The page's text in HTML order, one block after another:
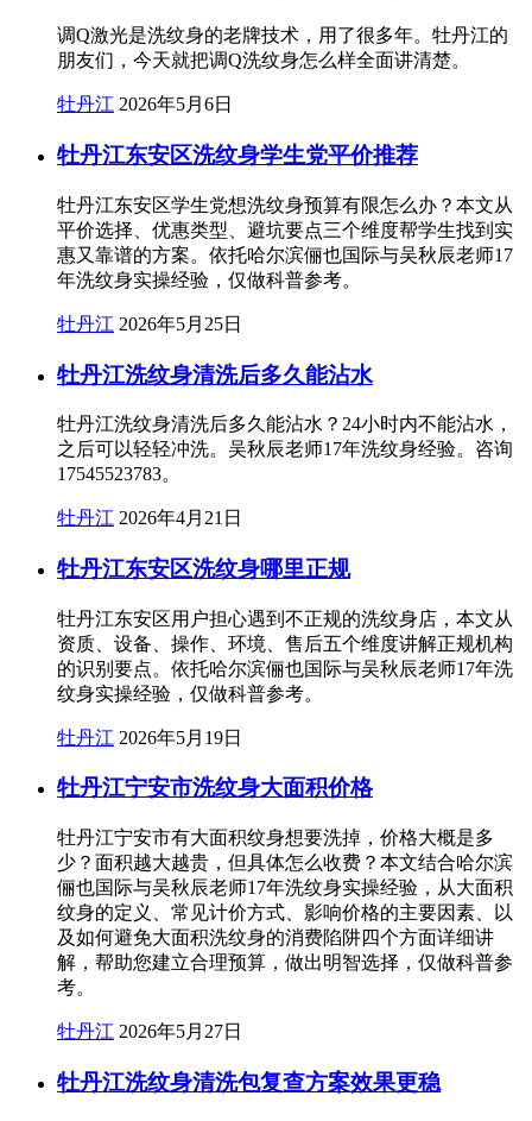
调Q激光是洗纹身的老牌技术，用了很多年。牡丹江的
朋友们，今天就把调Q洗纹身怎么样全面讲清楚。
牡丹江 2026年5月6日
牡丹江东安区洗纹身学生党平价推荐
牡丹江东安区学生党想洗纹身预算有限怎么办？本文从
平价选择、优惠类型、避坑要点三个维度帮学生找到实
惠又靠谱的方案。依托哈尔滨俪也国际与吴秋辰老师17
年洗纹身实操经验，仅做科普参考。
牡丹江 2026年5月25日
牡丹江洗纹身清洗后多久能沾水
牡丹江洗纹身清洗后多久能沾水？24小时内不能沾水，
之后可以轻轻冲洗。吴秋辰老师17年洗纹身经验。咨询
17545523783。
牡丹江 2026年4月21日
牡丹江东安区洗纹身哪里正规
牡丹江东安区用户担心遇到不正规的洗纹身店，本文从
资质、设备、操作、环境、售后五个维度讲解正规机构
的识别要点。依托哈尔滨俪也国际与吴秋辰老师17年洗
纹身实操经验，仅做科普参考。
牡丹江 2026年5月19日
牡丹江宁安市洗纹身大面积价格
牡丹江宁安市有大面积纹身想要洗掉，价格大概是多
少？面积越大越贵，但具体怎么收费？本文结合哈尔滨
俪也国际与吴秋辰老师17年洗纹身实操经验，从大面积
纹身的定义、常见计价方式、影响价格的主要因素、以
及如何避免大面积洗纹身的消费陷阱四个方面详细讲
解，帮助您建立合理预算，做出明智选择，仅做科普参
考。
牡丹江 2026年5月27日
牡丹江洗纹身清洗包复查方案效果更稳